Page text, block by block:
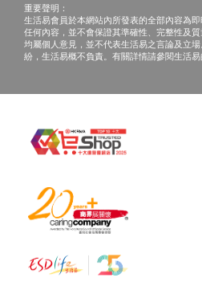
功效
重要聲明：
生活易會員於本網站內所發表的全部內容為
任何內容，並不會保證其準確性、完整性及
均屬個人意見，並不代表生活易之言論及立
紛，生活易概不負責。有關詳情請參閱生活易